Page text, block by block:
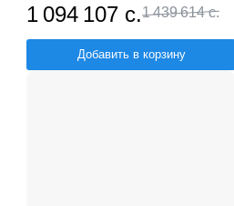
1 094 107 с.1 439 614 с.
Добавить в корзину